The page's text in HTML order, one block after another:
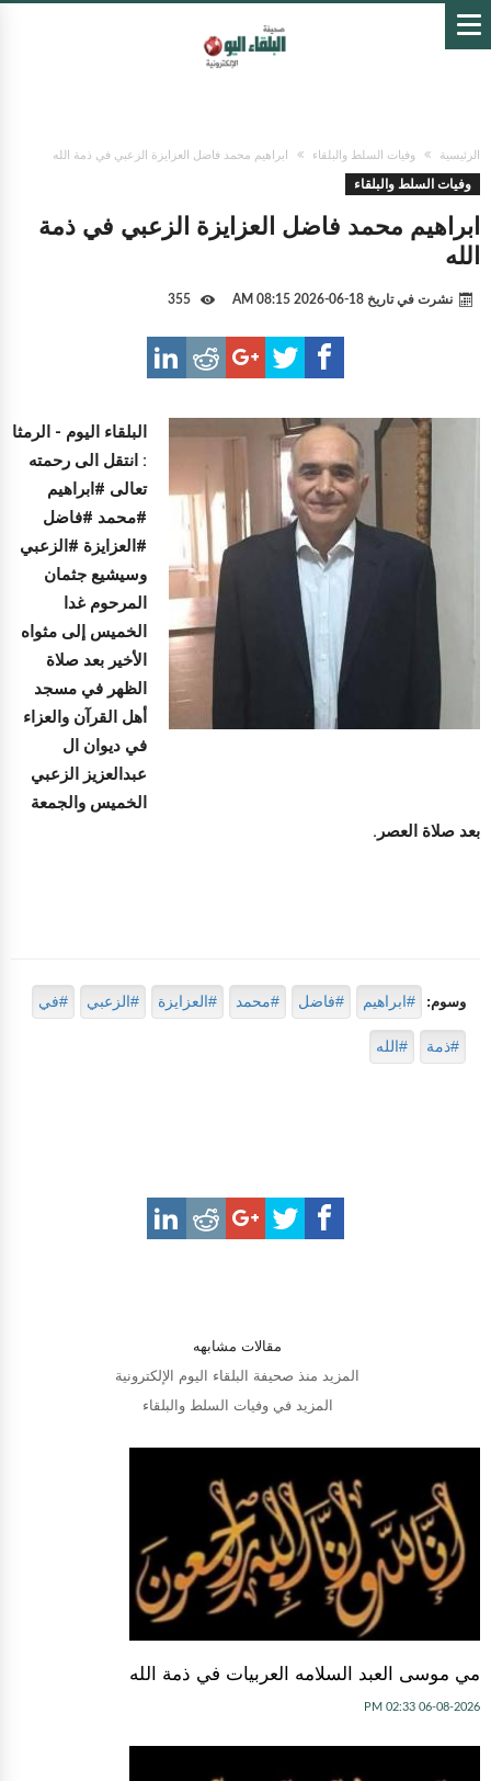
الرئيسية وفيات السلط والبلقاء ابراهيم محمد فاضل العزايزة الزعبي في ذمة الله
وفيات السلط والبلقاء
ابراهيم محمد فاضل العزايزة الزعبي في ذمة
الله
نشرت في تاريخ 18-06-2026 08:15 AM
البلقاء اليوم - الرمثا
: انتقل الى رحمته
تعالى #ابراهيم
#محمد #فاضل
#العزايزة #الزعبي
وسيشيع جثمان
المرحوم غدا
الخميس إلى مثواه
الأخير بعد صلاة
الظهر في مسجد
أهل القرآن والعزاء
في ديوان ال
عبدالعزيز الزعبي
الخميس والجمعة
بعد صلاة العصر.
وسوم: #ابراهيم #فاضل #محمد #العزايزة #الزعبي #في
#ذمة #الله
مقالات مشابهه
المزيد منذ صحيفة البلقاء اليوم الإلكترونية
المزيد في وفيات السلط والبلقاء
مي موسى العبد السلامه العربيات في ذمة الله
06-08-2026 02:33 PM